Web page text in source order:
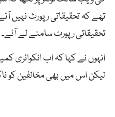
تھے کہ تحقیقاتی رپورٹ نہیں
تحقیقاتی رپورٹ سامنے لے آئے۔
انہوں نے کہا کہ اب انکوائری
لیکن اس میں بھی مخالفین کو